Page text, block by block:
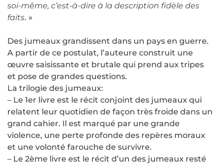
soi-même, c’est-à-dire à la description fidèle des
faits. »
Des jumeaux grandissent dans un pays en guerre.
A partir de ce postulat, l’auteure construit une
œuvre saisissante et brutale qui prend aux tripes
et pose de grandes questions.
La trilogie des jumeaux:
– Le 1er livre est le récit conjoint des jumeaux qui
relatent leur quotidien de façon très froide dans un
grand cahier. Il est marqué par une grande
violence, une perte profonde des repères moraux
et une volonté farouche de survivre.
– Le 2ème livre est le récit d’un des jumeaux resté